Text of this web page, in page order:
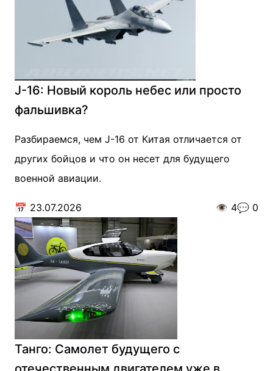
J-16: Новый король небес или просто
фальшивка?
Разбираемся, чем J-16 от Китая отличается от
других бойцов и что он несет для будущего
военной авиации.
📅 23.07.2026 👁️ 4💬 0
Танго: Самолет будущего с